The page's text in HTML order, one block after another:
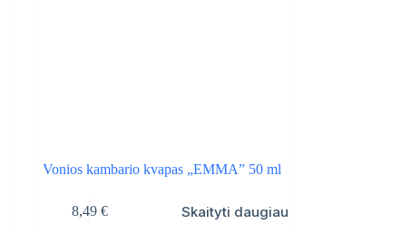
Vonios kambario kvapas „EMMA” 50 ml
8,49 € Skaityti daugiau